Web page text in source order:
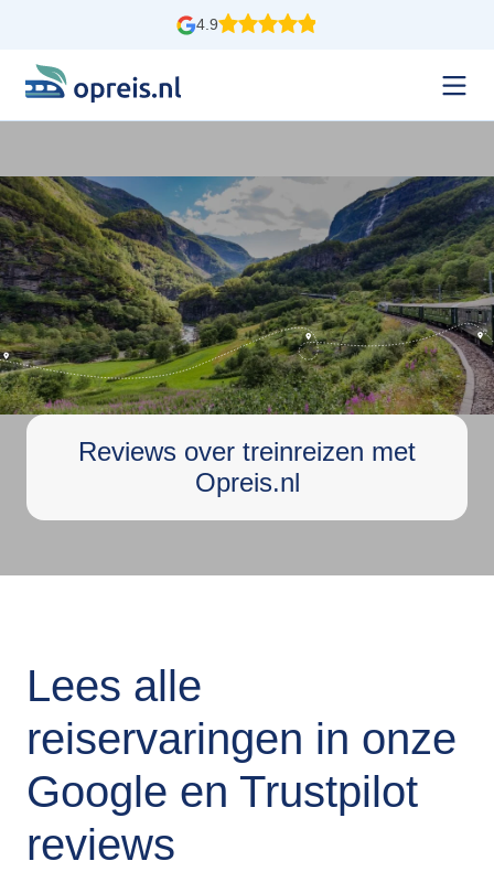
4.9
Reviews over treinreizen met
Opreis.nl
Lees alle
reiservaringen in onze
Google en Trustpilot
reviews